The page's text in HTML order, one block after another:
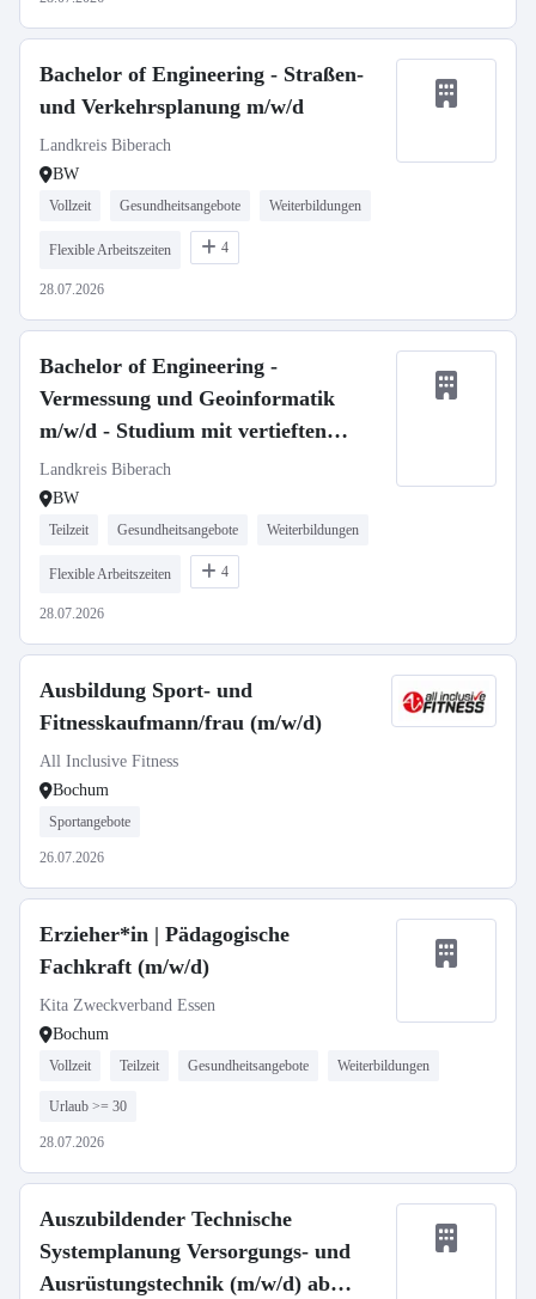
Bachelor of Engineering - Straßen-
und Verkehrsplanung m/w/d
Landkreis Biberach
BW
Vollzeit Gesundheitsangebote Weiterbildungen
Flexible Arbeitszeiten 4
28.07.2026
Bachelor of Engineering -
Vermessung und Geoinformatik
m/w/d - Studium mit vertieften
Praxisphasen
Landkreis Biberach
BW
Teilzeit Gesundheitsangebote Weiterbildungen
Flexible Arbeitszeiten 4
28.07.2026
Ausbildung Sport- und
Fitnesskaufmann/frau (m/w/d)
All Inclusive Fitness
Bochum
Sportangebote
26.07.2026
Erzieher*in | Pädagogische
Fachkraft (m/w/d)
Kita Zweckverband Essen
Bochum
Vollzeit Teilzeit Gesundheitsangebote Weiterbildungen
Urlaub >= 30
28.07.2026
Auszubildender Technische
Systemplanung Versorgungs- und
Ausrüstungstechnik (m/w/d) ab